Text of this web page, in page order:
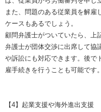
また、問題のある従業員を解雇
ケースもあるでしょう。
顧問弁護士がついていたら、上
弁護士が団体交渉に出席して協
や訴訟にも対応できます。後で
雇手続きを行うことも可能です。
【4】起業支援や海外進出支援